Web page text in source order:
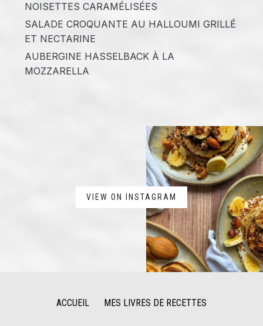
NOISETTES CARAMÉLISÉES
SALADE CROQUANTE AU HALLOUMI GRILLÉ
ET NECTARINE
AUBERGINE HASSELBACK À LA
MOZZARELLA
VIEW ON INSTAGRAM
ACCUEIL MES LIVRES DE RECETTES